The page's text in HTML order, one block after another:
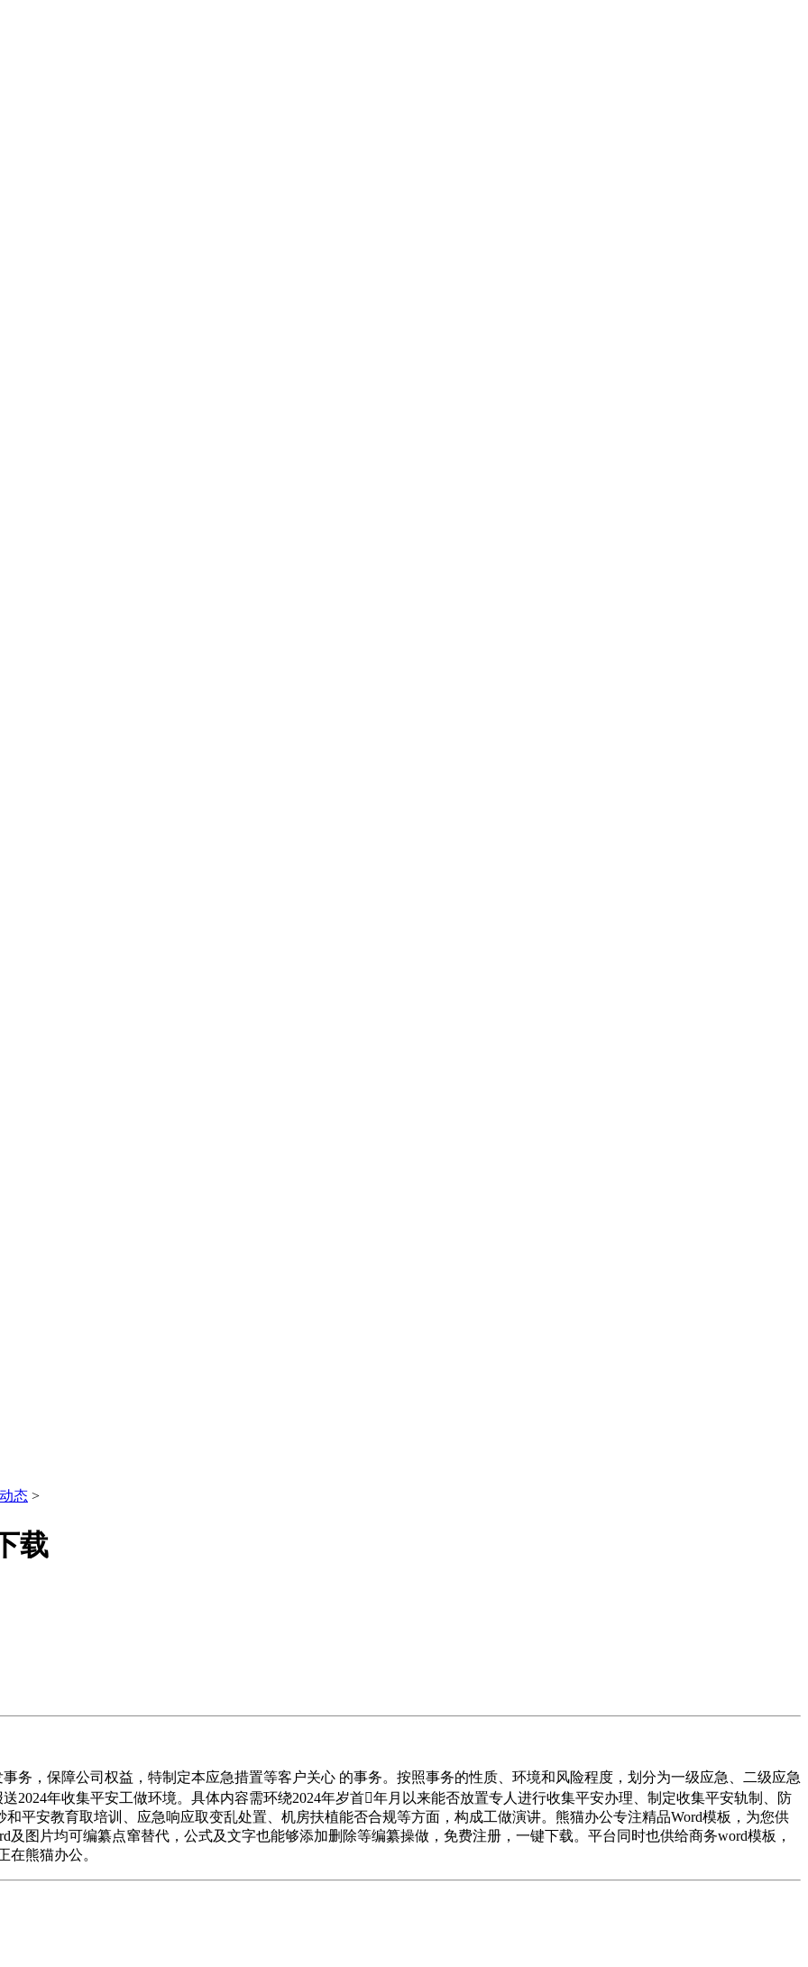
态 >
载
，保障公司权益，特制定本应急措置等客户关心 的事务。按照事务的性质、环境和风险程度，划分为一级应急、二级应急
2024年收集平安工做环境。具体内容需环绕2024年岁首年月以来能否放置专人进行收集平安办理、制定收集平安轨制、防
平安教育取培训、应急响应取变乱处置、机房扶植能否合规等方面，构成工做演讲。熊猫办公专注精品Word模板，为您供
图片均可编纂点窜替代，公式及文字也能够添加删除等编纂操做，免费注册，一键下载。平台同时也供给商务word模板，
在熊猫办公。